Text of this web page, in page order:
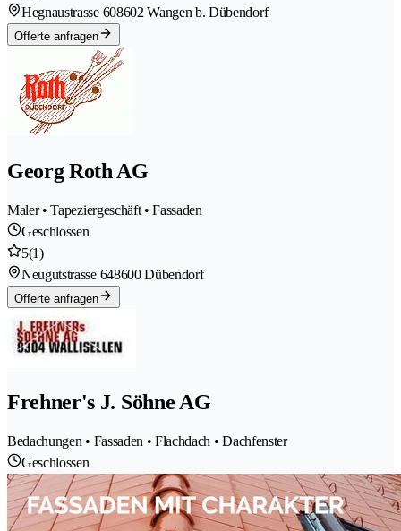
Hegnaustrasse 608602 Wangen b. Dübendorf
Offerte anfragen
Georg Roth AG
Maler • Tapeziergeschäft • Fassaden
Geschlossen
5(1)
Neugutstrasse 648600 Dübendorf
Offerte anfragen
Frehner's J. Söhne AG
Bedachungen • Fassaden • Flachdach • Dachfenster
Geschlossen